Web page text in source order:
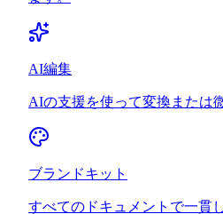
AI編集
AIの支援を使って変換または
ブランドキット
すべてのドキュメントで一貫